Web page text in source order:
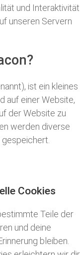
und Interaktivität
unseren Servern
ist ein kleines
auf einer Website,
der Website zu
werden diverse
Cookies
Teile der
und deine
bleiben.